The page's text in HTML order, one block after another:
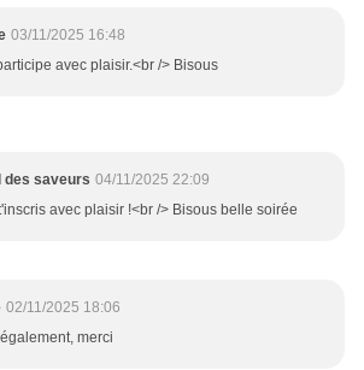
03/11/2025 16:48
avec plaisir.<br /> Bisous
des saveurs 04/11/2025 22:09
avec plaisir !<br /> Bisous belle soirée
02/11/2025 18:06
merci